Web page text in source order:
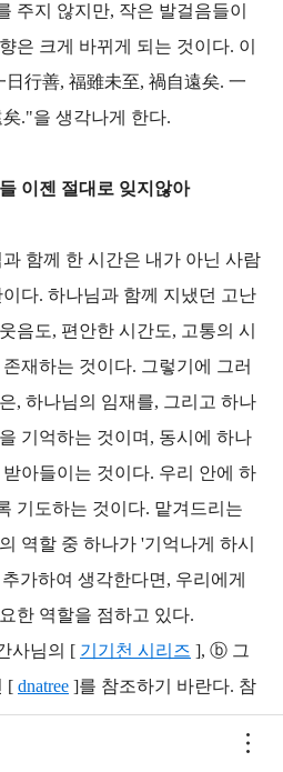
주지 않지만, 작은 발걸음들이
은 크게 바뀌게 되는 것이다. 이
行善, 福雖未至, 禍自遠矣. 一
."을 생각나게 한다.
이젠 절대로 잊지않아
함께 한 시간은 내가 아닌 사람
다. 하나님과 함께 지냈던 고난
음도, 편안한 시간도, 고통의 시
재하는 것이다. 그렇기에 그러
, 하나님의 임재를, 그리고 하나
기억하는 것이며, 동시에 하나
아들이는 것이다. 우리 안에 하
기도하는 것이다. 맡겨드리는
역할 중 하나가 '기억나게 하시
가하여 생각한다면, 우리에게
한 역할을 점하고 있다.
사님의 [ 기기천 시리즈 ], ⓑ 그
[ dnatree ]를 참조하기 바란다. 참
리스도 후기성도교회) 교도 사
없다면 흔들릴 가능성이 높으